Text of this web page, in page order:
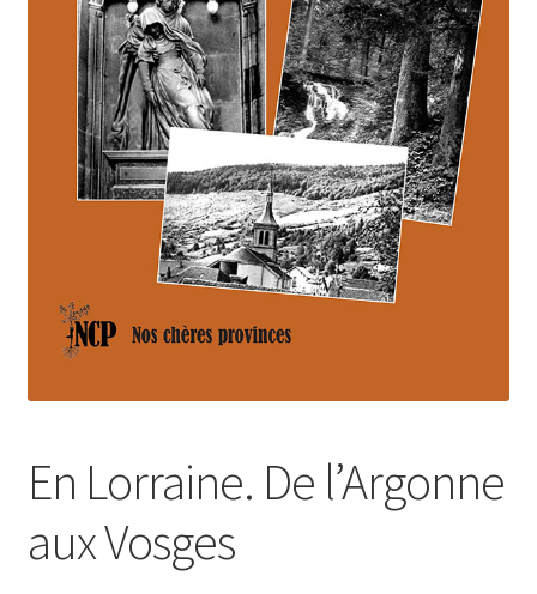
Livres de Philippe Randa
Login Customizer
Newsletter
Nous Contacter
Panier
Politique de confidentialité et cookies
Qui sommes-nous ?
Soutien à Philippe Randa
En Lorraine. De l’Argonne
aux Vosges